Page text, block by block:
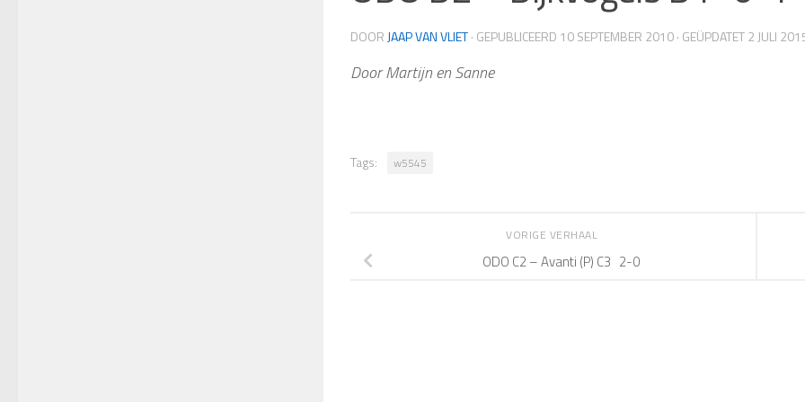
DOOR JAAP VAN VLIET· GEPUBLICEERD 10 SEPTEMBER 2010· GEÜPDATET2 JULI
Door Martijn en Sanne
Tags: w5545
VORIGE VERHAAL
ODO C2 – Avanti (P) C3 2-0